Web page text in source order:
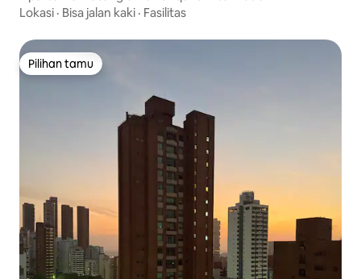
Lokasi · Bisa jalan kaki · Fasilitas
Pilihan tamu
Pilihan tamu